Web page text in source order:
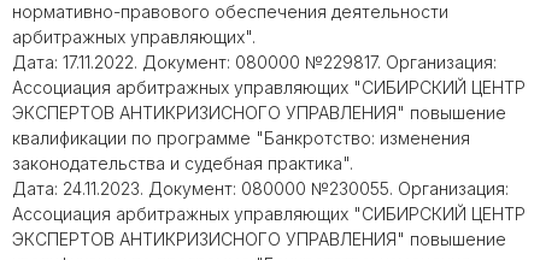
нормативно-правового обеспечения деятельности
арбитражных управляющих".
Дата: 17.11.2022. Документ: 080000 №229817. Организация:
Ассоциация арбитражных управляющих "СИБИРСКИЙ ЦЕНТР
ЭКСПЕРТОВ АНТИКРИЗИСНОГО УПРАВЛЕНИЯ" повышение
квалификации по программе "Банкротство: изменения
законодательства и судебная практика".
Дата: 24.11.2023. Документ: 080000 №230055. Организация:
Ассоциация арбитражных управляющих "СИБИРСКИЙ ЦЕНТР
ЭКСПЕРТОВ АНТИКРИЗИСНОГО УПРАВЛЕНИЯ" повышение